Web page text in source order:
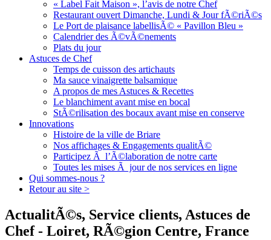
« Label Fait Maison », l’avis de notre Chef
Restaurant ouvert Dimanche, Lundi & Jour fÃ©riÃ©s
Le Port de plaisance labellisÃ© « Pavillon Bleu »
Calendrier des Ã©vÃ©nements
Plats du jour
Astuces de Chef
Temps de cuisson des artichauts
Ma sauce vinaigrette balsamique
A propos de mes Astuces & Recettes
Le blanchiment avant mise en bocal
StÃ©rilisation des bocaux avant mise en conserve
Innovations
Histoire de la ville de Briare
Nos affichages & Engagements qualitÃ©
Participez Ã l’Ã©laboration de notre carte
Toutes les mises Ã jour de nos services en ligne
Qui sommes-nous ?
Retour au site >
ActualitÃ©s, Service clients, Astuces de
Chef - Loiret, RÃ©gion Centre, France